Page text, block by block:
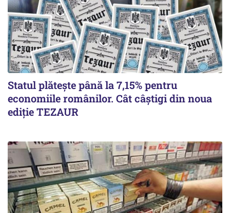
Statul plătește până la 7,15% pentru
economiile românilor. Cât câștigi din noua
ediție TEZAUR